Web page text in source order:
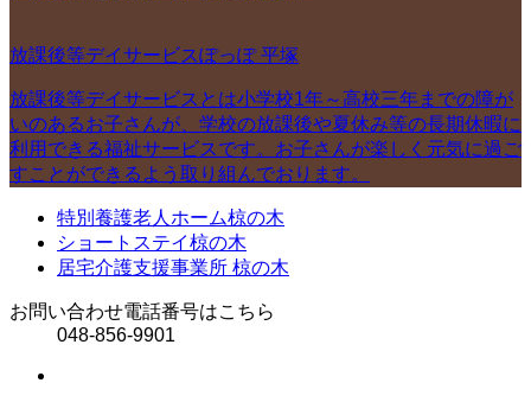
放課後等デイサービスぽっぽ 平塚
放課後等デイサービスとは小学校1年～高校三年までの障が
いのあるお子さんが、学校の放課後や夏休み等の長期休暇に
利用できる福祉サービスです。お子さんが楽しく元気に過ご
すことができるよう取り組んでおります。
特別養護老人ホーム椋の木
ショートステイ椋の木
居宅介護支援事業所 椋の木
お問い合わせ電話番号はこちら
048-856-9901